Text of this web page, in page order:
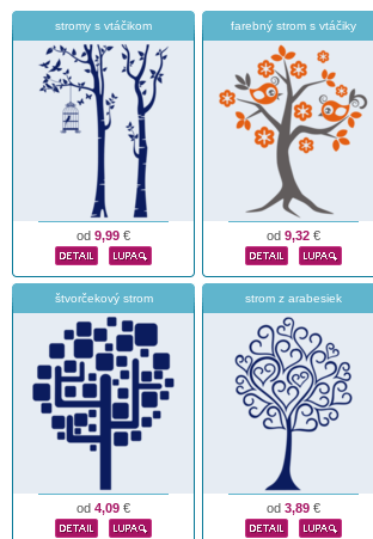
stromy s vtáčikom
od 9,99 €
farebný strom s vtáčiky
od 9,32 €
štvorčekový strom
od 4,09 €
strom z arabesiek
od 3,89 €